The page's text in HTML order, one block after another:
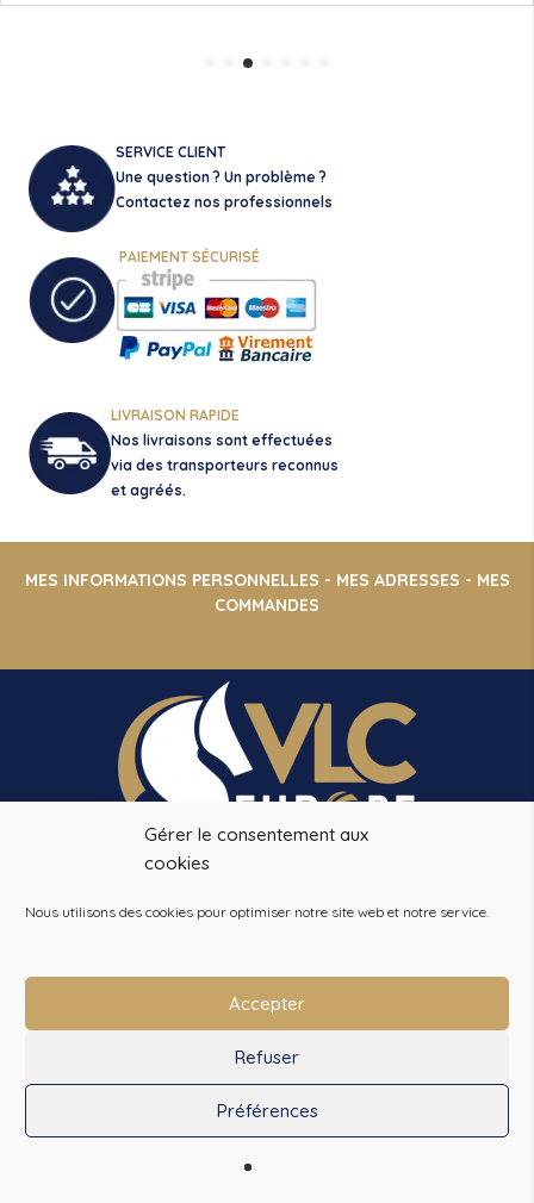
Gérer le consentement aux
cookies
Nous utilisons des cookies pour optimiser notre site web et notre service.
Accepter
Refuser
Préférences
0
SERVICE CLIENT
Une question ? Un problème ?
Contactez nos professionnels
PAIEMENT SÉCURISÉ
LIVRAISON RAPIDE
Nos livraisons sont effectuées
via des transporteurs reconnus
et agréés.
MES INFORMATIONS PERSONNELLES - MES ADRESSES - MES
COMMANDES
14 CHEMIN DE LA PINSONNIERE
info@vlceurope.com